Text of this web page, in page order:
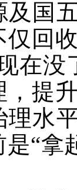
及国
仅回
在没
，提
理水
是“拿